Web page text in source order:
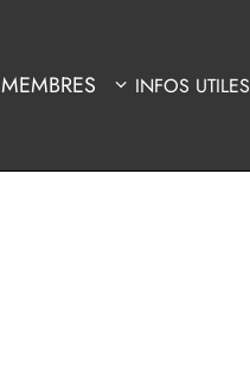
MEMBRES INFOS UTILES